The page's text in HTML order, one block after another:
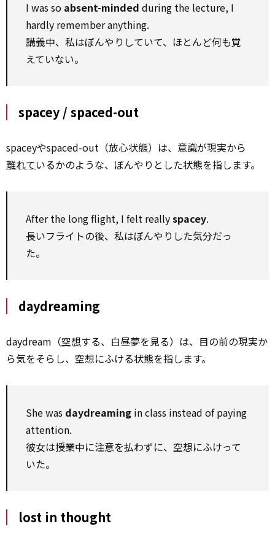
I was so absent-minded during the lecture, I
hardly remember anything.
講義中、私はぼんやりしていて、ほとんど何も覚
えていない。
spacey / spaced-out
spaceyやspaced-out（放心状態）は、意識が現実から
離れているかのような、ぼんやりとした状態を指します。
After the long flight, I felt reallyspacey.
長いフライトの後、私はぼんやりした気分だっ
た。
daydreaming
daydream（空想する、白昼夢を見る）は、目の前の現実か
ら気をそらし、空想にふける状態を指します。
She was daydreaming in class instead of paying
attention.
彼女は授業中に注意を払わずに、空想にふけって
いた。
lost in thought